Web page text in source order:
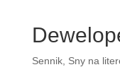
Sennik, Sny na